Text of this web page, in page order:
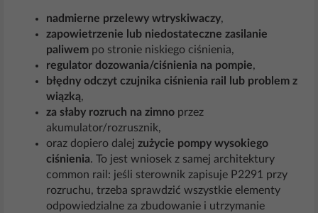
nadmierne przelewy wtryskiwaczy,
zapowietrzenie lub niedostateczne zasilanie
paliwem po stronie niskiego ciśnienia,
regulator dozowania/ciśnienia na pompie,
błędny odczyt czujnika ciśnienia rail lub problem z
wiązką,
za słaby rozruch na zimno przez
akumulator/rozrusznik,
oraz dopiero dalej zużycie pompy wysokiego
ciśnienia. To jest wniosek z samej architektury
common rail: jeśli sterownik zapisuje P2291 przy
rozruchu, trzeba sprawdzić wszystkie elementy
odpowiedzialne za zbudowanie i utrzymanie